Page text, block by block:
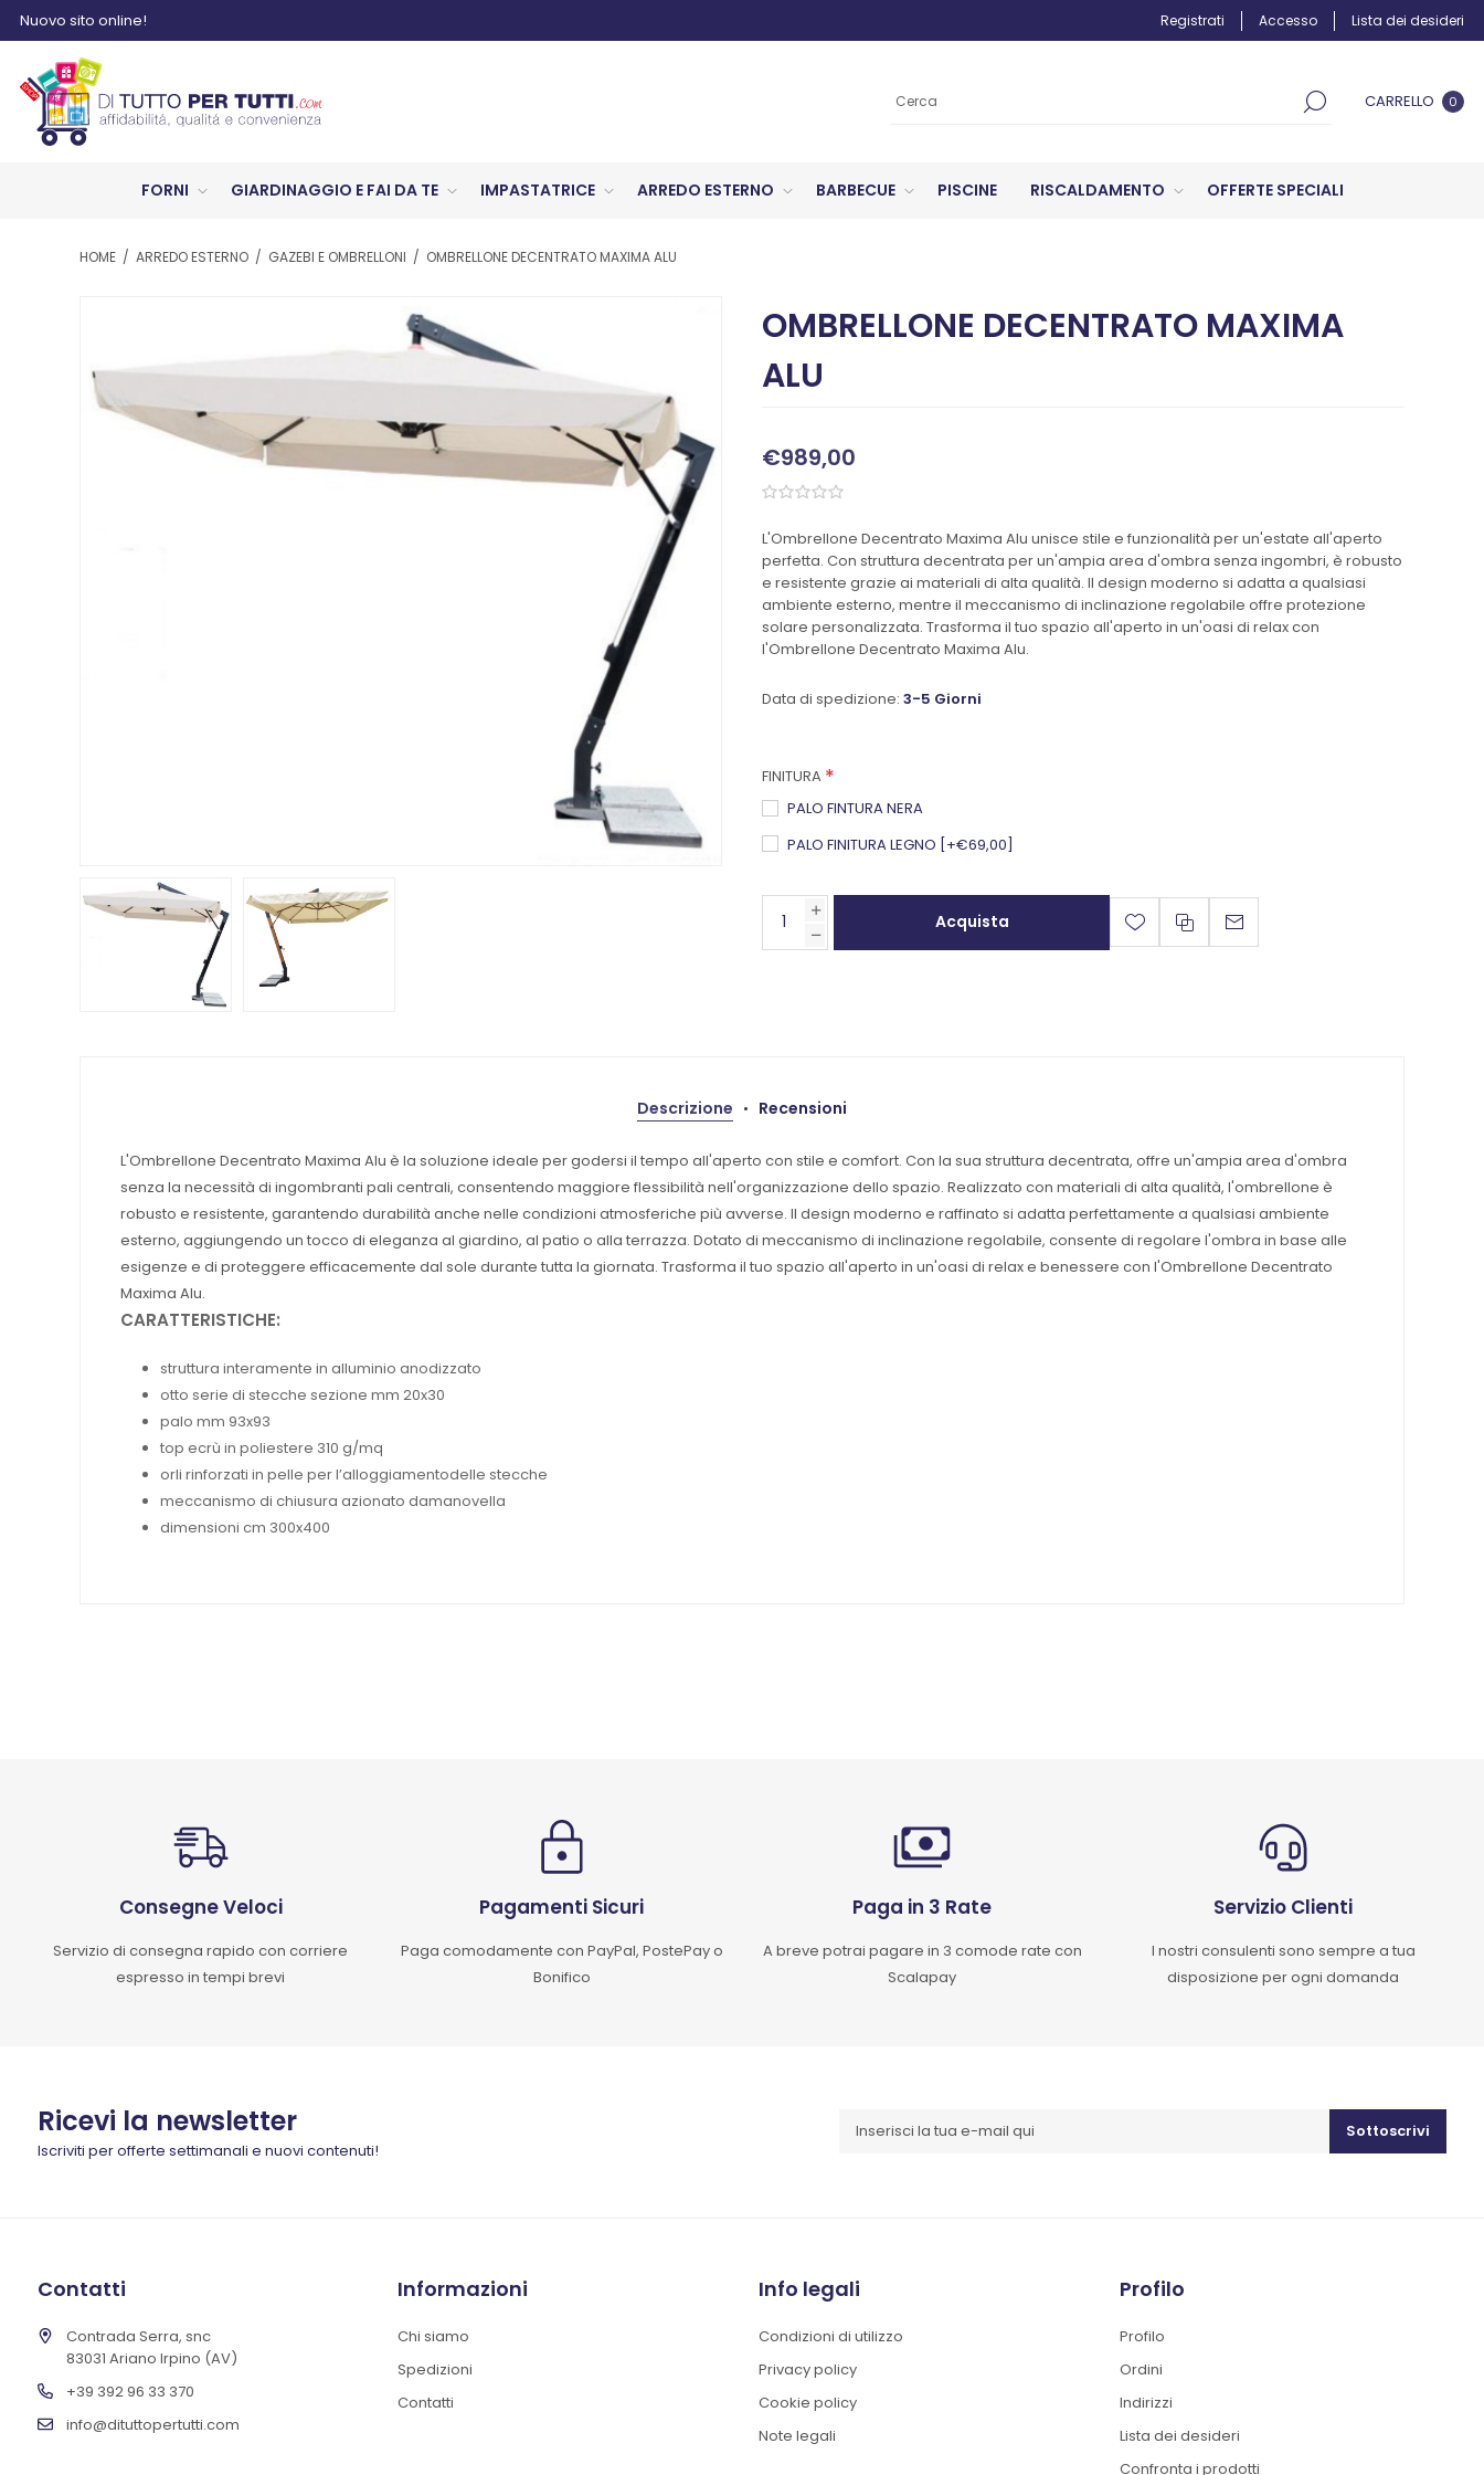
Nuovo sito online! Registrati Accesso Lista dei desideri
CARRELLO 0
FORNI GIARDINAGGIO E FAI DA TE IMPASTATRICE ARREDO ESTERNO BARBECUE PISCINE RISCALDAMENTO OFFERTE SPECIALI
HOME / ARREDO ESTERNO / GAZEBI E OMBRELLONI / OMBRELLONE DECENTRATO MAXIMA ALU
OMBRELLONE DECENTRATO MAXIMA
ALU
€989,00
L'Ombrellone Decentrato Maxima Alu unisce stile e funzionalità per un'estate all'aperto
perfetta. Con struttura decentrata per un'ampia area d'ombra senza ingombri, è robusto
e resistente grazie ai materiali di alta qualità. Il design moderno si adatta a qualsiasi
ambiente esterno, mentre il meccanismo di inclinazione regolabile offre protezione
solare personalizzata. Trasforma il tuo spazio all'aperto in un'oasi di relax con
l'Ombrellone Decentrato Maxima Alu.
Data di spedizione: 3-5 Giorni
FINITURA *
PALO FINTURA NERA
PALO FINITURA LEGNO [+€69,00]
Acquista
Descrizione Recensioni
L'Ombrellone Decentrato Maxima Alu è la soluzione ideale per godersi il tempo all'aperto con stile e comfort. Con la sua struttura decentrata, offre un'ampia area d'ombra
senza la necessità di ingombranti pali centrali, consentendo maggiore flessibilità nell'organizzazione dello spazio. Realizzato con materiali di alta qualità, l'ombrellone è
robusto e resistente, garantendo durabilità anche nelle condizioni atmosferiche più avverse. Il design moderno e raffinato si adatta perfettamente a qualsiasi ambiente
esterno, aggiungendo un tocco di eleganza al giardino, al patio o alla terrazza. Dotato di meccanismo di inclinazione regolabile, consente di regolare l'ombra in base alle
esigenze e di proteggere efficacemente dal sole durante tutta la giornata. Trasforma il tuo spazio all'aperto in un'oasi di relax e benessere con l'Ombrellone Decentrato
Maxima Alu.
CARATTERISTICHE:
struttura interamente in alluminio anodizzato
otto serie di stecche sezione mm 20x30
palo mm 93x93
top ecrù in poliestere 310 g/mq
orli rinforzati in pelle per l’alloggiamentodelle stecche
meccanismo di chiusura azionato damanovella
dimensioni cm 300x400
Consegne Veloci
Servizio di consegna rapido con corriere
espresso in tempi brevi
Pagamenti Sicuri
Paga comodamente con PayPal, PostePay o
Bonifico
Paga in 3 Rate
A breve potrai pagare in 3 comode rate con
Scalapay
Servizio Clienti
I nostri consulenti sono sempre a tua
disposizione per ogni domanda
Ricevi la newsletter
Iscriviti per offerte settimanali e nuovi contenuti!
Sottoscrivi
Contatti
Contrada Serra, snc
83031 Ariano Irpino (AV)
+39 392 96 33 370
info@dituttopertutti.com
Informazioni
Chi siamo
Spedizioni
Contatti
Info legali
Condizioni di utilizzo
Privacy policy
Cookie policy
Note legali
Profilo
Profilo
Ordini
Indirizzi
Lista dei desideri
Confronta i prodotti